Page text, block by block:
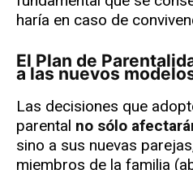
haría en caso de
El Plan de Parentalidad debe adaptarse
a las nuevos
Las decisiones que
parental no sólo
sino a sus nuevas
miembros de la familia